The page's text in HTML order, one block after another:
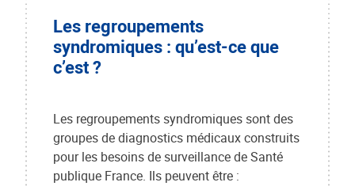
Les regroupements
syndromiques : qu’est-ce que
c’est ?
Les regroupements syndromiques sont des
groupes de diagnostics médicaux construits
pour les besoins de surveillance de Santé
publique France. Ils peuvent être :